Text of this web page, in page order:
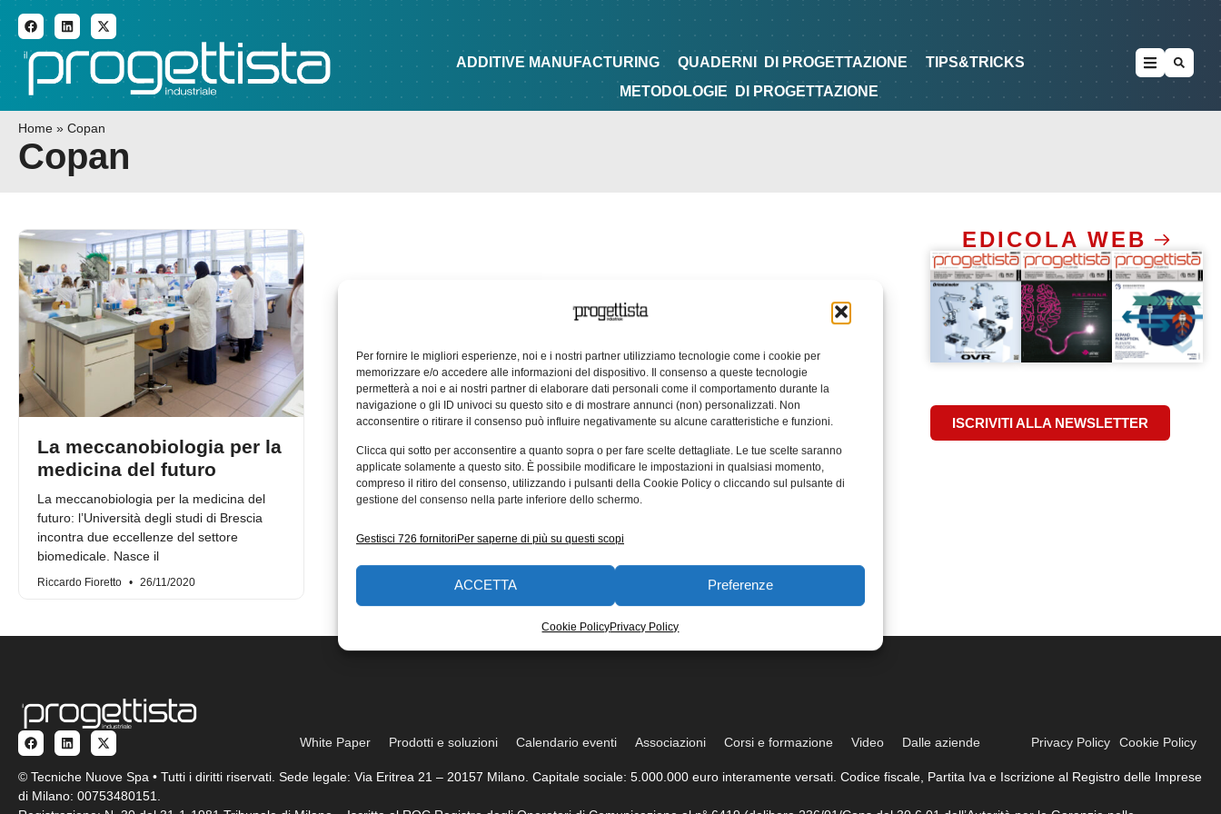
Per fornire le migliori esperienze, noi e i nostri partner utilizziamo tecnologie come i cookie per
memorizzare e/o accedere alle informazioni del dispositivo. Il consenso a queste tecnologie
permetterà a noi e ai nostri partner di elaborare dati personali come il comportamento durante la
navigazione o gli ID univoci su questo sito e di mostrare annunci (non) personalizzati. Non
acconsentire o ritirare il consenso può influire negativamente su alcune caratteristiche e funzioni.
Clicca qui sotto per acconsentire a quanto sopra o per fare scelte dettagliate. Le tue scelte saranno
applicate solamente a questo sito. È possibile modificare le impostazioni in qualsiasi momento,
compreso il ritiro del consenso, utilizzando i pulsanti della Cookie Policy o cliccando sul pulsante di
gestione del consenso nella parte inferiore dello schermo.
Gestisci 726 fornitoriPer saperne di più su questi scopi
ACCETTA Preferenze
Cookie PolicyPrivacy Policy
ADDITIVE MANUFACTURING QUADERNI DI PROGETTAZIONE TIPS&TRICKS METODOLOGIE DI PROGETTAZIONE
ADDITIVE MANUFACTURING QUADERNI DI PROGETTAZIONE
TIPS&TRICKS
METODOLOGIE
DI PROGETTAZIONE
Home » Copan
Copan
La meccanobiologia per la
medicina del futuro
La meccanobiologia per la medicina del
futuro: l’Università degli studi di Brescia
incontra due eccellenze del settore
biomedicale. Nasce il
Riccardo Fioretto 26/11/2020
EDICOLA WEB
ISCRIVITI ALLA NEWSLETTER
White Paper Prodotti e soluzioni Calendario eventi Associazioni Corsi e formazione Video Dalle aziende Privacy Policy Cookie Policy
© Tecniche Nuove Spa • Tutti i diritti riservati. Sede legale: Via Eritrea 21 – 20157 Milano. Capitale sociale: 5.000.000 euro interamente versati. Codice fiscale, Partita Iva e Iscrizione al Registro delle Imprese
di Milano: 00753480151.